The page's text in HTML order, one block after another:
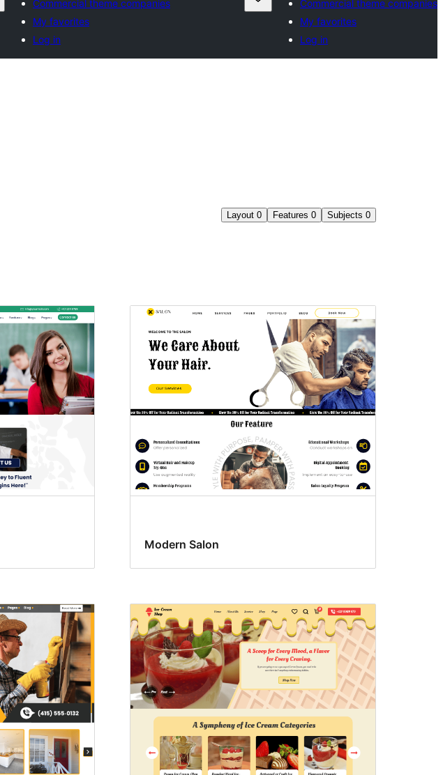
Commercial theme companies
My favorites
Log in
Commercial theme companies
My favorites
Log in
Layout 0 Features 0 Subjects 0
Modern Salon